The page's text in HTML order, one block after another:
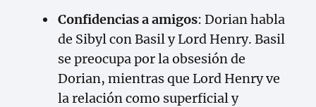
Confidencias a amigos: Dorian habla
de Sibyl con Basil y Lord Henry. Basil
se preocupa por la obsesión de
Dorian, mientras que Lord Henry ve
la relación como superficial y